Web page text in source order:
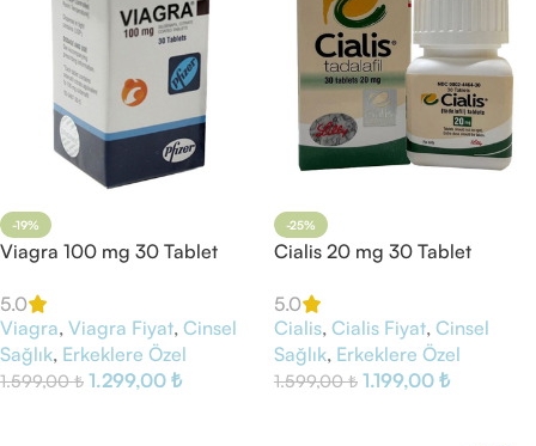
-19%
Viagra 100 mg 30 Tablet
5.0
Viagra, Viagra Fiyat, Cinsel
Sağlık, Erkeklere Özel
1.599,00₺ 1.299,00 ₺
-25%
Cialis 20 mg 30 Tablet
5.0
Cialis, Cialis Fiyat, Cinsel
Sağlık, Erkeklere Özel
1.599,00₺ 1.199,00 ₺